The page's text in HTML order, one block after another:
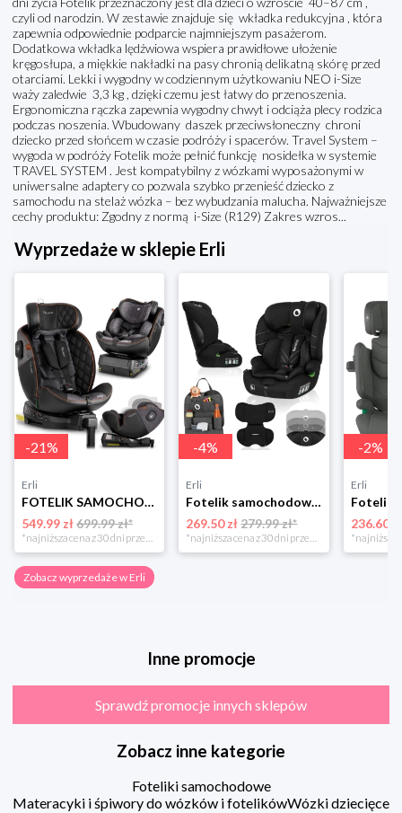
czyli od narodzin. W zestawie znajduje się wkładka redukcyjna , która
zapewnia odpowiednie podparcie najmniejszym pasażerom.
Dodatkowa wkładka lędźwiowa wspiera prawidłowe ułożenie
kręgosłupa, a miękkie nakładki na pasy chronią delikatną skórę przed
otarciami. Lekki i wygodny w codziennym użytkowaniu NEO i-Size
waży zaledwie 3,3 kg , dzięki czemu jest łatwy do przenoszenia.
Ergonomiczna rączka zapewnia wygodny chwyt i odciąża plecy rodzica
podczas noszenia. Wbudowany daszek przeciwsłoneczny chroni
dziecko przed słońcem w czasie podróży i spacerów. Travel System –
wygoda w podróży Fotelik może pełnić funkcję nosidełka w systemie
TRAVEL SYSTEM . Jest kompatybilny z wózkami wyposażonymi w
uniwersalne adaptery co pozwala szybko przenieść dziecko z
samochodu na stelaż wózka – bez wybudzania malucha. Najważniejsze
cechy produktu: Zgodny z normą i-Size (R129) Zakres wzros...
Wyprzedaże w sklepie Erli
-21%
Erli
FOTELIK SAMOCHODOWY OBROTOWY z NOGĄ 0-36KG ISOFIX NUKIDO I-SIZE 40-150cm
549.99 zł699.99 zł*
*najniższa cena z 30 dni przed obniżką
-4%
Erli
Fotelik samochodowy 76-150cm SZEROKIE SIEDZISKO 9-36kg Lionelo LEVI I-SIZE
269.50 zł 279.99 zł*
*najniższa cena z 30 dni przed obniżką
-2%
Erli
236.60 zł
Zobacz wyprzedaże w Erli
Inne promocje
Sprawdź promocje innych sklepów
Zobacz inne kategorie
Foteliki samochodowe
Materacyki i śpiwory do wózków i fotelikówWózki dziecięce